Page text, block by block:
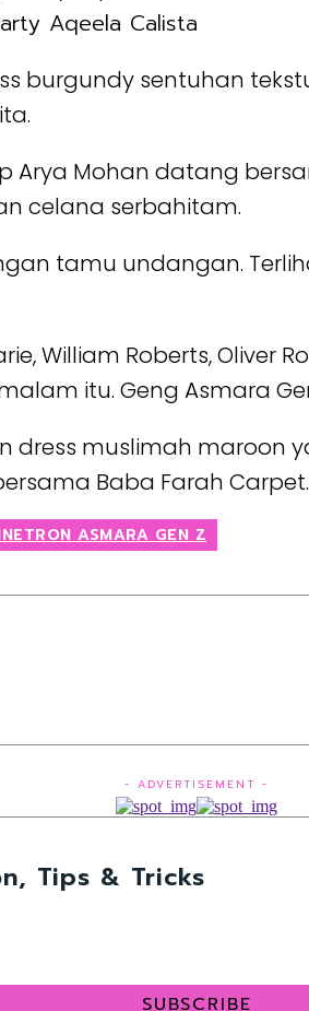
Aqeela Calista
burgundy sentuhan
Arya Mohan datang
celana serbahitam.
tamu undangan.
William Roberts, Oliver
itu. Geng Asmara
dress muslimah maroon
Baba Farah Carpet.
ASMARA GEN Z
- ADVERTISEMENT -
Tips & Tricks
SUBSCRIBE